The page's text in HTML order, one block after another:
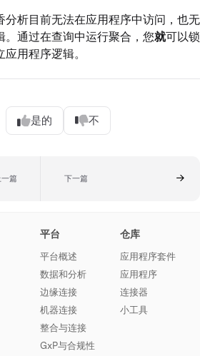
分析目前无法在应用程序中访问，也无
通过在查询中运行聚合，您就可以锁
用程序逻辑。
是的 不
篇 下一篇
平台
平台概述
数据和分析
边缘连接
机器连接
整合与连接
GxP与合规性
仓库
应用程序套件
应用程序
连接器
小工具